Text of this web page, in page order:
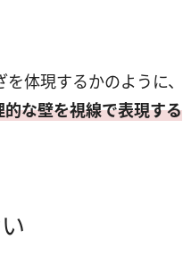
体現するかのように、
な壁を視線で表現する